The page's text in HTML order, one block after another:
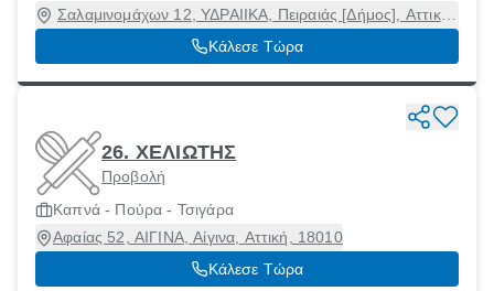
Σαλαμινομάχων 12, ΥΔΡΑΙΙΚΑ, Πειραιάς [Δήμος], Αττική,
18537
Κάλεσε Τώρα
26. ΧΕΛΙΩΤΗΣ
Προβολή
Καπνά - Πούρα - Τσιγάρα
Αφαίας 52, ΑΙΓΙΝΑ, Αίγινα, Αττική, 18010
Κάλεσε Τώρα